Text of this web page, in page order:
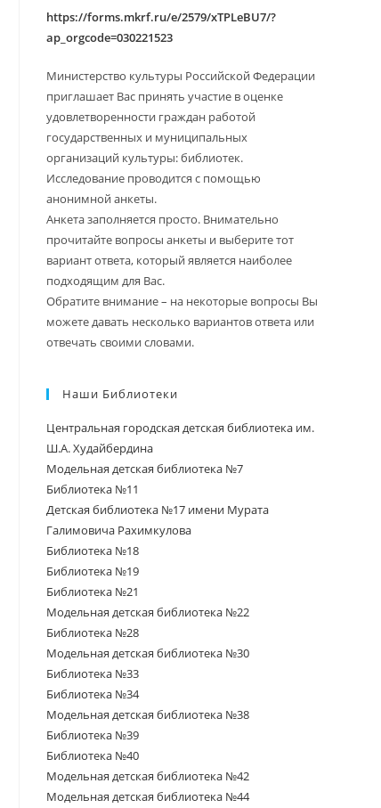
https://forms.mkrf.ru/e/2579/xTPLeBU7/?
ap_orgcode=030221523
Министерство культуры Российской Федерации
приглашает Вас принять участие в оценке
удовлетворенности граждан работой
государственных и муниципальных
организаций культуры: библиотек.
Исследование проводится с помощью
анонимной анкеты.
Анкета заполняется просто. Внимательно
прочитайте вопросы анкеты и выберите тот
вариант ответа, который является наиболее
подходящим для Вас.
Обратите внимание – на некоторые вопросы Вы
можете давать несколько вариантов ответа или
отвечать своими словами.
Наши Библиотеки
Центральная городская детская библиотека им.
Ш.А. Худайбердина
Модельная детская библиотека №7
Библиотека №11
Детская библиотека №17 имени Мурата
Галимовича Рахимкулова
Библиотека №18
Библиотека №19
Библиотека №21
Модельная детская библиотека №22
Библиотека №28
Модельная детская библиотека №30
Библиотека №33
Библиотека №34
Модельная детская библиотека №38
Библиотека №39
Библиотека №40
Модельная детская библиотека №42
Модельная детская библиотека №44